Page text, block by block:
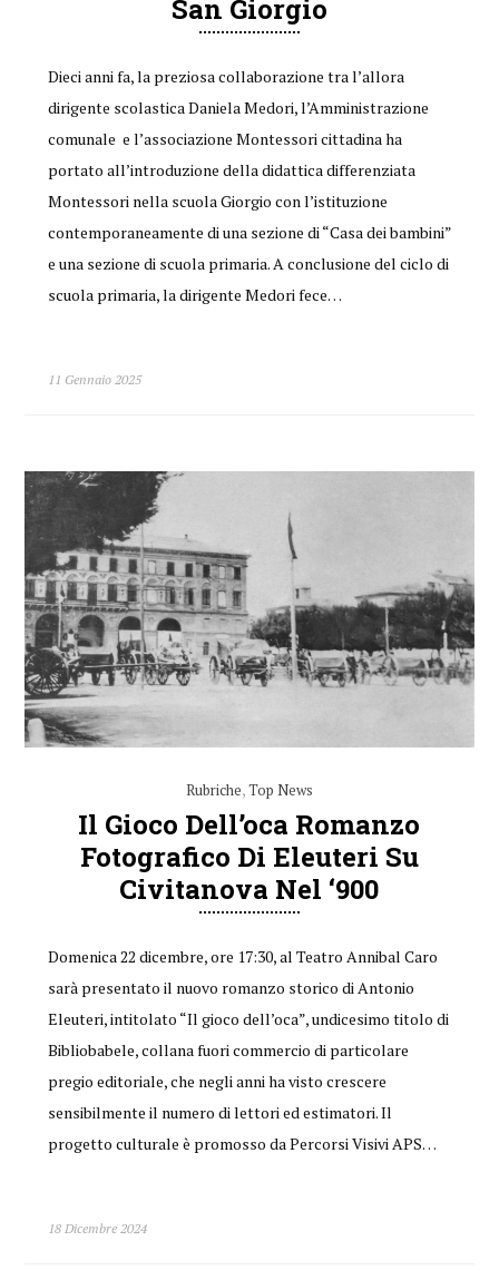
San Giorgio
Dieci anni fa, la preziosa collaborazione tra l’allora
dirigente scolastica Daniela Medori, l’Amministrazione
comunale e l’associazione Montessori cittadina ha
portato all’introduzione della didattica differenziata
Montessori nella scuola Giorgio con l’istituzione
contemporaneamente di una sezione di “Casa dei bambini”
e una sezione di scuola primaria. A conclusione del ciclo di
scuola primaria, la dirigente Medori fece…
11 Gennaio 2025
Rubriche,Top News
Il Gioco Dell’oca Romanzo
Fotografico Di Eleuteri Su
Civitanova Nel ‘900
Domenica 22 dicembre, ore 17:30, al Teatro Annibal Caro
sarà presentato il nuovo romanzo storico di Antonio
Eleuteri, intitolato “Il gioco dell’oca”, undicesimo titolo di
Bibliobabele, collana fuori commercio di particolare
pregio editoriale, che negli anni ha visto crescere
sensibilmente il numero di lettori ed estimatori. Il
progetto culturale è promosso da Percorsi Visivi APS…
18 Dicembre 2024